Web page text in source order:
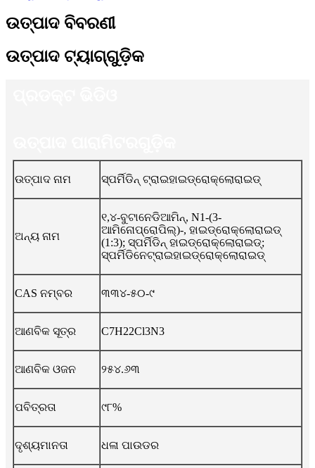
ଉତ୍ପାଦ ବିବରଣୀ
ଉତ୍ପାଦ ଟ୍ୟାଗ୍‌ଗୁଡ଼ିକ
ଉତ୍ପାଦ ନାମ ସ୍ପର୍ମିଡିନ୍ ଟ୍ରାଇହାଇଡ୍ରୋକ୍ଲୋରାଇଡ୍
ଅନ୍ୟ ନାମ
୧,୪-ବୁଟାନେଡିଆମିନ୍, N1-(3-
ଆମିନୋପ୍ରୋପିଲ୍)-, ହାଇଡ୍ରୋକ୍ଲୋରାଇଡ୍
(1:3); ସ୍ପର୍ମିଡିନ୍ ହାଇଡ୍ରୋକ୍ଲୋରାଇଡ୍;
ସ୍ପର୍ମିଡିନେଟ୍ରାଇହାଇଡ୍ରୋକ୍ଲୋରାଇଡ୍
CAS ନମ୍ବର ୩୩୪-୫୦-୯
ଆଣବିକ ସୂତ୍ର C7H22Cl3N3
ଆଣବିକ ଓଜନ ୨୫୪.୬୩
ପବିତ୍ରତା ୯୮%
ଦୃଶ୍ୟମାନତା ଧଳା ପାଉଡର